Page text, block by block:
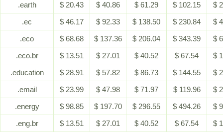
.earth
$ 20.43 $ 40.86 $ 61.29 $ 102.15
$
.ec
$ 46.17 $ 92.33 $ 138.50 $ 230.84
$
.eco
$ 68.68 $ 137.36 $ 206.04 $ 343.39
$
.eco.br
$ 13.51 $ 27.01 $ 40.52 $ 67.54
$
.education
$ 28.91 $ 57.82 $ 86.73 $ 144.55
$
.email
$ 23.99 $ 47.98 $ 71.97 $ 119.96
$
.energy
$ 98.85 $ 197.70 $ 296.55 $ 494.26
$
.eng.br
$ 13.51 $ 27.01 $ 40.52 $ 67.54 $